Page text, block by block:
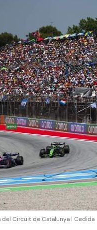
del Circuit de Catalunya | Cedida